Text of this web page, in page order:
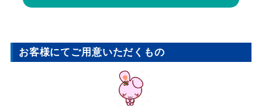
お客様にてご用意いただくもの